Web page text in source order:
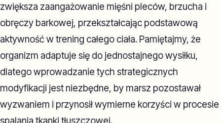
zwiększa zaangażowanie mięśni pleców, brzucha i
obręczy barkowej, przekształcając podstawową
aktywność w trening całego ciała. Pamiętajmy, że
organizm adaptuje się do jednostajnego wysiłku,
dlatego wprowadzanie tych strategicznych
modyfikacji jest niezbędne, by marsz pozostawał
wyzwaniem i przynosił wymierne korzyści w procesie
spalania tkanki tłuszczowej.